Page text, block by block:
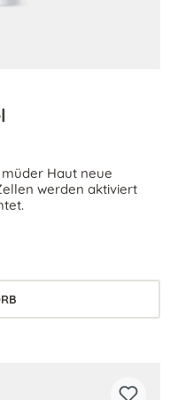
Haut neue
werden aktiviert